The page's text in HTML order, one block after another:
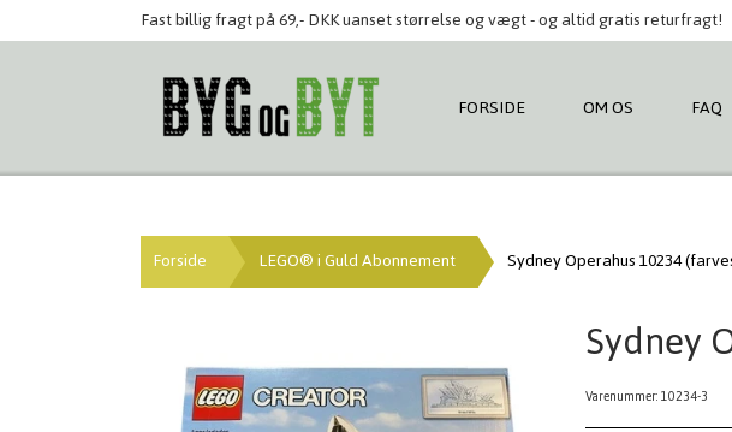
Fast billig fragt på 69,- DKK uanset størrelse og vægt - og altid gratis returfragt!
FORSIDE OM OS FAQ
Forside LEGO® i Guld Abonnement Sydney Operahus 10234
Sydney
Varenummer: 10234-3